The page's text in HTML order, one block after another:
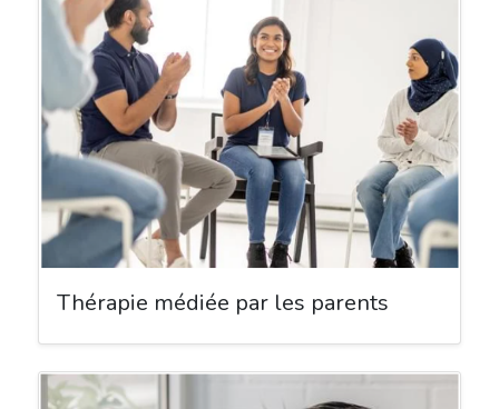
Thérapie médiée par les parents